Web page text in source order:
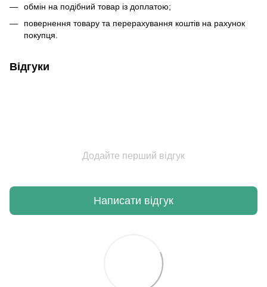
обмін на подібний товар із доплатою;
повернення товару та перерахування коштів на рахунок
покупця.
Відгуки
Додайте перший відгук
Написати відгук